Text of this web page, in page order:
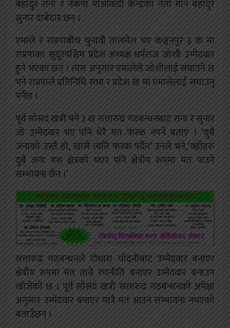
बहादुर राना र नेकपा माओवादी केन्द्रका नेता मान बहादुर
सुनार दाबेदार छन् ।
एमाले र राप्रपाबीच चुनावी तालमेल भए कञ्चनपुर ३ क मा
राप्रपाका सुदूरपश्चिम प्रदेश अध्यक्ष धर्मराज जोशी उम्मेदवार
हुने भएका छन् । त्यस अनुसार एमालेले जोशीलाई सघाउने छ
भने राप्रपाले प्रतिनिधि सभा र प्रदेश ख मा एमालेलाई सघाउनु
पर्नेछ ।
पूर्व साँसद खत्री भने ३ ख सत्तारुढ गठबन्धनबाट राना र सुनार
जो उम्मेदवार भए पनि धेरै मत फरक नपर्ने बताए । ‘दुबै
जनाको उस्तै हो, खासै त्यति फरक पर्दैन’ उनले भने,‘वहाँहरु
दुबै जना यस क्षेत्रको भएर पनि क्षेत्रीय रुपमा मत पाउने
सम्भावना छैन ।’
सत्तारुढ गठबन्धनले दोधारा चाँदनीबाट उम्मेदवार बनाएर
क्षेत्रीय रुपमा मत तान्ने रणनीति बनाएर उम्मेदवार बनाउन
खोजेको छ । पूर्व साँसद खत्री सत्तारुढ गठबन्धनको अपेक्षा
अनुसार उम्मेदवार बनाएर मात्रै मत आउन सम्भावना नभएको
बताउँछन् ।